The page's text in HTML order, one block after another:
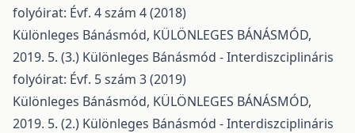
folyóirat: Évf. 4 szám 4 (2018)
Különleges Bánásmód, KÜLÖNLEGES BÁNÁSMÓD,
2019. 5. (3.) Különleges Bánásmód - Interdiszciplináris
folyóirat: Évf. 5 szám 3 (2019)
Különleges Bánásmód, KÜLÖNLEGES BÁNÁSMÓD,
2019. 5. (2.) Különleges Bánásmód - Interdiszciplináris